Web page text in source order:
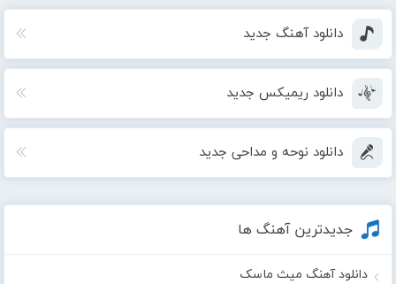
دانلود آهنگ جدید
دانلود ریمیکس جدید
دانلود نوحه و مداحی جدید
جدیدترین آهنگ ها
دانلود آهنگ میث ماسک